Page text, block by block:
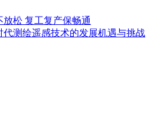
放松 复工复产保畅通
代测绘遥感技术的发展机遇与挑战